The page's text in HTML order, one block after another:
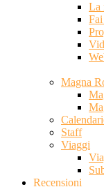
La
Magna
Staff
Viaggi
Recensioni